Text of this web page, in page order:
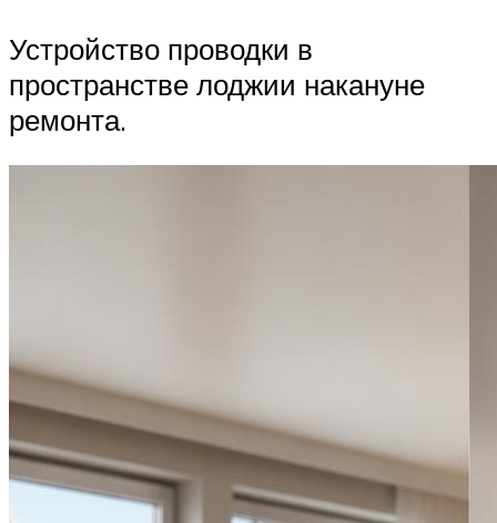
Устройство проводки в
пространстве лоджии накануне
ремонта.